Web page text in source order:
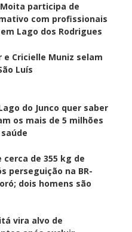
participa de
com profissionais
Lago dos Rodrigues
e Cricielle Muniz selam
Luís
do Junco quer saber
os mais de 5 milhões
cerca de 355 kg de
perseguição na BR-
dois homens são
vira alvo de